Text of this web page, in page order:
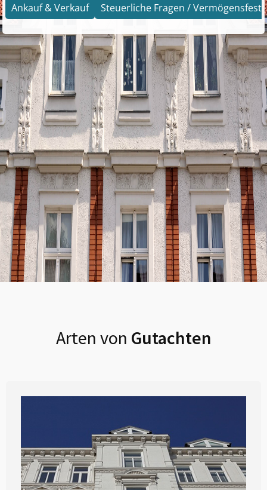
Ankauf & Verkauf Steuerliche Fragen /
Arten von Gutachten